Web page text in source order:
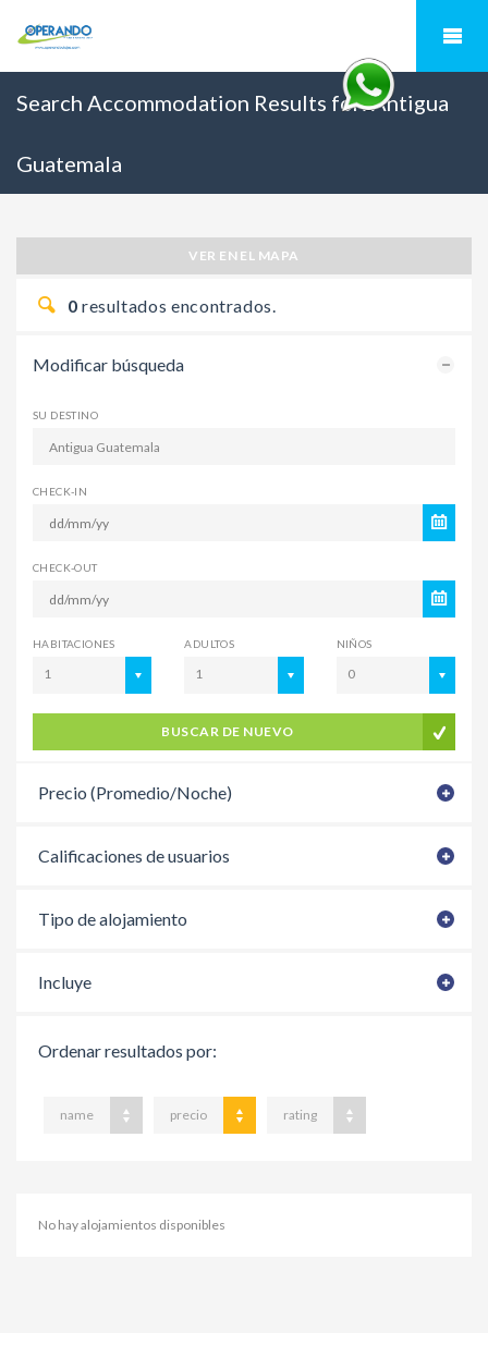
Search Accommodation Results for:Antigua
Guatemala
VER EN EL MAPA
0 resultados encontrados.
Modificar búsqueda
SU DESTINO
CHECK-IN
CHECK-OUT
HABITACIONES
1
ADULTOS
1
NIÑOS
0
BUSCAR DE NUEVO
Precio (Promedio/Noche)
Calificaciones de usuarios
Tipo de alojamiento
Incluye
Ordenar resultados por:
name precio rating
No hay alojamientos disponibles